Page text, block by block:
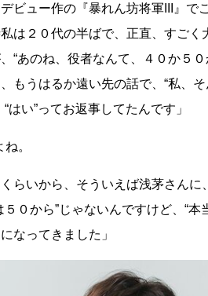
ビュー作の『暴れん坊将軍III』
は２０代の半ばで、正直、すごく
“あのね、役者なんて、４０か５０
もうはるか遠い先の話で、“私、
はい”ってお返事してたんです」
。
らいから、そういえば浅茅さん
０から”じゃないんですけど、“
なってきました」